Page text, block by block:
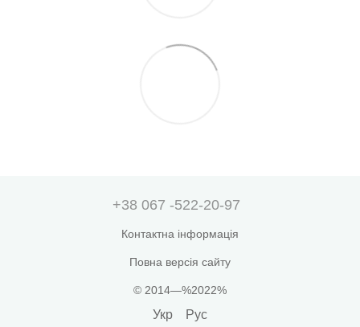
+38 067 -522-20-97
Контактна інформація
Повна версія сайту
© 2014—%2022%
Укр Рус